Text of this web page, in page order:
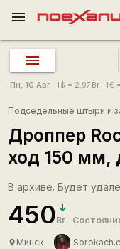
menu
Пн, 10 Авг 1 $ = 2.97 Br 1€
Подседельные штыри и
Дроппер
ход 150 мм,
В архиве. Будет
450Br
place Минск